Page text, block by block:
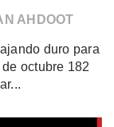
AHDOOT
duro para
octubre 182